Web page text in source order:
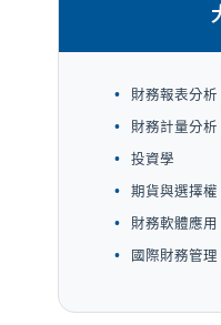
財務報表分析
財務計量分析
投資學
期貨與選擇權
財務軟體應用
國際財務管理